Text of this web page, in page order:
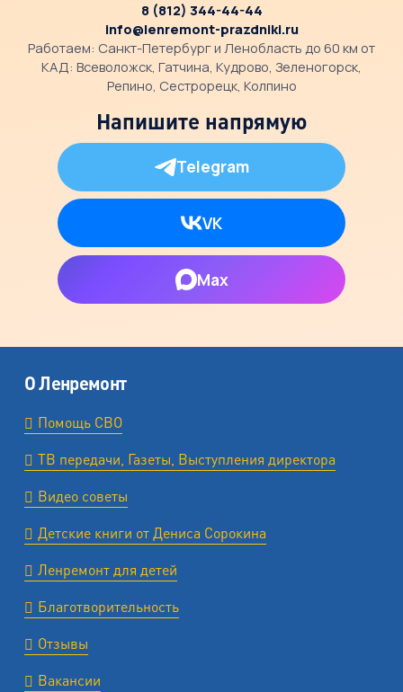
8 (812) 344-44-44
info@lenremont-prazdniki.ru
Работаем: Санкт-Петербург и Ленобласть до 60 км от
КАД: Всеволожск, Гатчина, Кудрово, Зеленогорск,
Репино, Сестрорецк, Колпино
Напишите напрямую
Telegram
VK
Max
О Ленремонт
Помощь СВО
ТВ передачи, Газеты, Выступления директора
Видео советы
Детские книги от Дениса Сорокина
Ленремонт для детей
Благотворительность
Отзывы
Вакансии